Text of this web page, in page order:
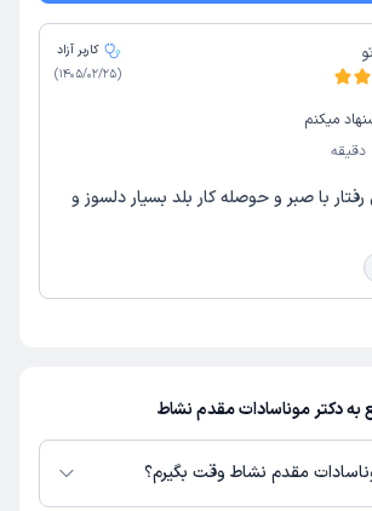
کاربر آزاد
(
1405/02/25
)
میکنم
با صبر و حوصله کار بلد بسیار دلسوز و
به دکتر موناسادات مقدم نشاط
مقدم نشاط وقت بگیرم؟